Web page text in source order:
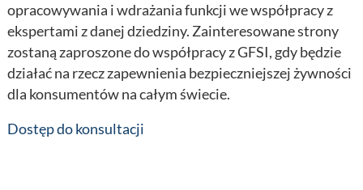
opracowywania i wdrażania funkcji we współpracy z
ekspertami z danej dziedziny. Zainteresowane strony
zostaną zaproszone do współpracy z GFSI, gdy będzie
działać na rzecz zapewnienia bezpieczniejszej żywności
dla konsumentów na całym świecie.
Dostęp do konsultacji